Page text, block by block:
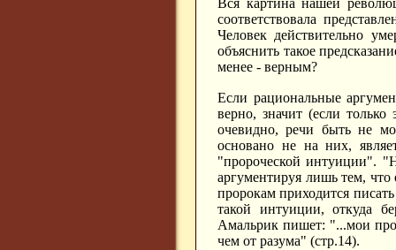
Вся картина нашей
соответствовала
Человек действительно
объяснить такое
менее - верным?
Если рациональные
верно, значит (если
очевидно, речи быть не
основано не на них,
"пророческой интуиции".
аргументируя лишь тем, что
пророкам приходится
такой интуиции, откуда
Амальрик пишет: "...мои
чем от разума" (стр.14).